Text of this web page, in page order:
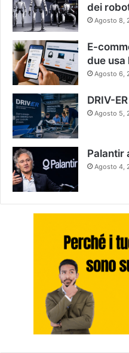
dei
Agosto 8,
E-
due usa
Agosto 6,
DRIV-
Agosto 5,
Palantir
Agosto 4,